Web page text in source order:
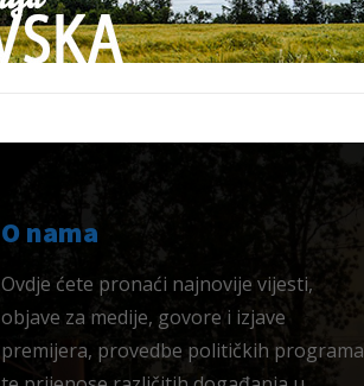
O nama
Ovdje ćete pronaći najnovije vijesti,
objave za medije, govore i izjave
premijera, provedbe političkih programa